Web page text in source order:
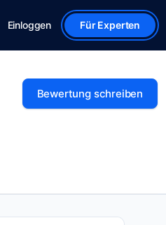
Einloggen Für Experten
Bewertung schreiben